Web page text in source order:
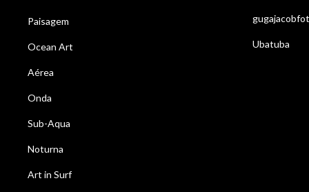
Paisagem
Ocean Art
Aérea
Onda
Sub-Aqua
Noturna
Art in Surf
Ubatuba